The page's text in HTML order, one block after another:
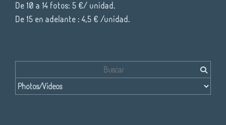
De 10 a 14 fotos: 5 €/ unidad.
De 15 en adelante : 4,5 € /unidad.